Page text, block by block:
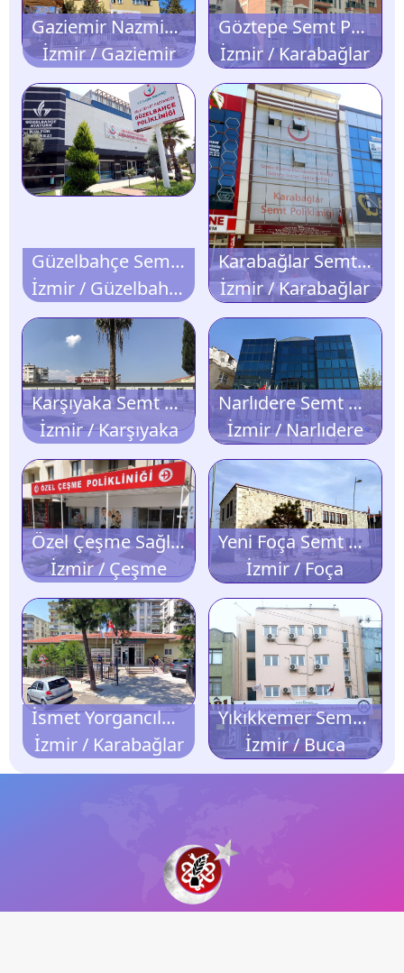
Gaziemir Nazmiye Esen Semt Polikliniği
İzmir / Gaziemir
Göztepe Semt Polikliniği
İzmir / Karabağlar
Güzelbahçe Semt Polikliniği
İzmir / Güzelbahçe
Karabağlar Semt Polikliniği
İzmir / Karabağlar
Karşıyaka Semt Polikliniği
İzmir / Karşıyaka
Narlıdere Semt Polikliniği
İzmir / Narlıdere
Özel Çeşme Sağlık Polikliniği
İzmir / Çeşme
Yeni Foça Semt Polikliniği
İzmir / Foça
İsmet Yorgancılar Basın Sitesi Semt Polikliniği
İzmir / Karabağlar
Yıkıkkemer Semt Polikliniği
İzmir / Buca